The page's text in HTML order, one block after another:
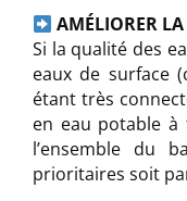
AMÉLIORER LA
Si la qualité des
eaux de surface
étant très
en eau potable
l’ensemble du
prioritaires soit